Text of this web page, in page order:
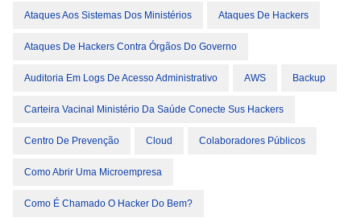
Ataques Aos Sistemas Dos Ministérios Ataques De Hackers
Ataques De Hackers Contra Órgãos Do Governo
Auditoria Em Logs De Acesso Administrativo AWS Backup
Carteira Vacinal Ministério Da Saúde Conecte Sus Hackers
Centro De Prevenção Cloud Colaboradores Públicos
Como Abrir Uma Microempresa
Como É Chamado O Hacker Do Bem?